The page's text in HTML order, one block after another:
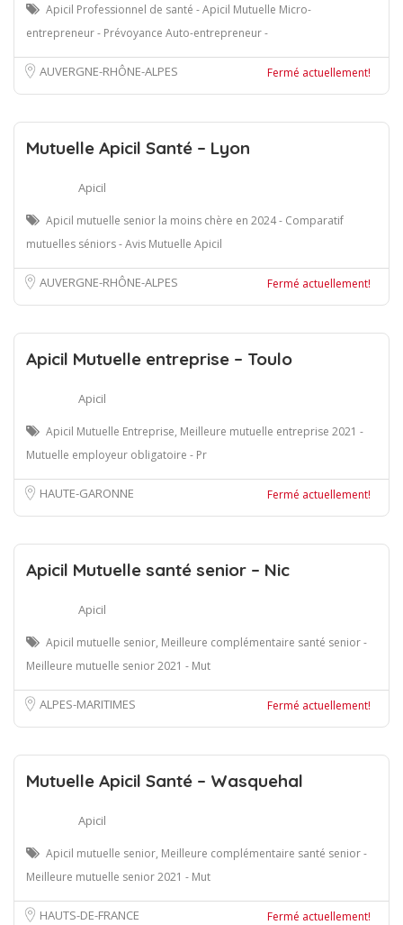
Apicil Professionnel de santé - Apicil Mutuelle Micro-
entrepreneur - Prévoyance Auto-entrepreneur -
AUVERGNE-RHÔNE-ALPES Fermé actuellement!
Mutuelle Apicil Santé – Lyon
Apicil
Apicil mutuelle senior la moins chère en 2024 - Comparatif
mutuelles séniors - Avis Mutuelle Apicil
AUVERGNE-RHÔNE-ALPES Fermé actuellement!
Apicil Mutuelle entreprise – Toulo
Apicil
Apicil Mutuelle Entreprise, Meilleure mutuelle entreprise 2021 -
Mutuelle employeur obligatoire - Pr
HAUTE-GARONNE Fermé actuellement!
Apicil Mutuelle santé senior – Nic
Apicil
Apicil mutuelle senior, Meilleure complémentaire santé senior -
Meilleure mutuelle senior 2021 - Mut
ALPES-MARITIMES Fermé actuellement!
Mutuelle Apicil Santé – Wasquehal
Apicil
Apicil mutuelle senior, Meilleure complémentaire santé senior -
Meilleure mutuelle senior 2021 - Mut
HAUTS-DE-FRANCE Fermé actuellement!